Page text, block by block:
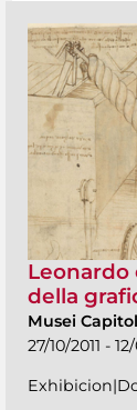
Leonardo
della
Musei
27/10/2011 -